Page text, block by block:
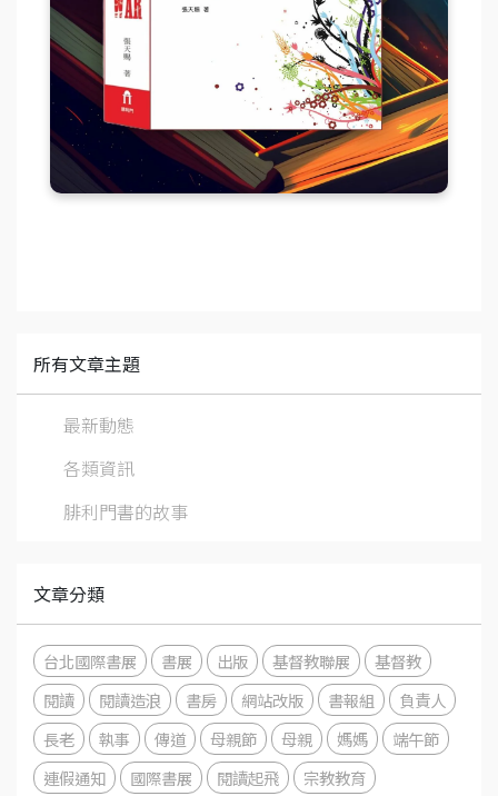
所有文章主題
最新動態
各類資訊
腓利門書的故事
文章分類
台北國際書展 書展 出版 基督教聯展
基督教
閱讀
閱讀造浪 書房 網站改版 書報組
負責人
長老
執事 傳道 母親節 母親 媽媽
端午節
連假通知
國際書展 閱讀起飛
宗教教育